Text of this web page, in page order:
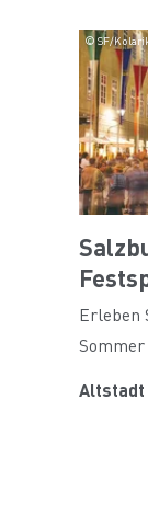
© SF/
Erleben
Sommer
Altstadt